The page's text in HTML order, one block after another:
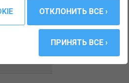
систем,
Наша линия
и эфирного
DVB-T
последних